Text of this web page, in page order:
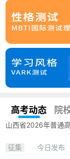
高考动态 院
山西省2026年普通
征集 今日发布